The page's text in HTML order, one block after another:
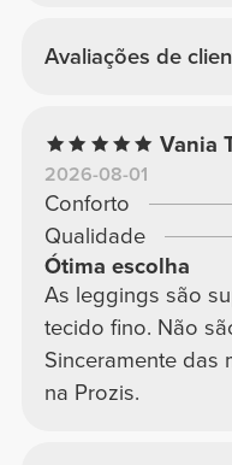
Avaliações de
Vania
2026-08-01
Conforto
Qualidade
Ótima escolha
As leggings são
tecido fino. Não
Sinceramente das
na Prozis.